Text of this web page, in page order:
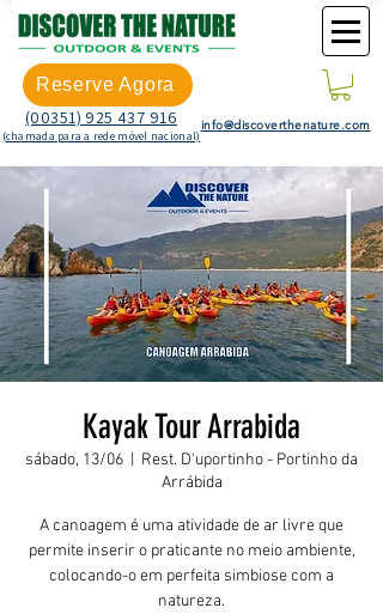
Reserve Agora
(00351) 925 437 916
(chamada para a rede móvel nacional)
info@discoverthenature.com
Kayak Tour Arrabida
sábado, 13/06
Rest. D'uportinho - Portinho da
Arrábida
A canoagem é uma atividade de ar livre que
permite inserir o praticante no meio ambiente,
colocando-o em perfeita simbiose com a
natureza.